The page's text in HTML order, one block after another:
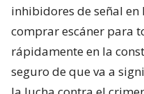
inhibidores de señal en
comprar escáner para
rápidamente en la
seguro de que va a